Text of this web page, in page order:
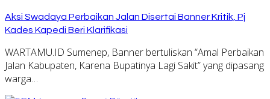
Aksi Swadaya Perbaikan Jalan Disertai Banner Kritik, Pj
Kades Kapedi Beri Klarifikasi
WARTAMU.ID Sumenep, Banner bertuliskan “Amal Perbaikan
Jalan Kabupaten, Karena Bupatinya Lagi Sakit” yang dipasang
warga…